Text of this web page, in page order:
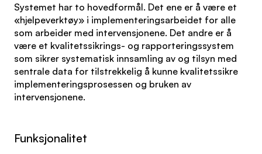
Systemet har to hovedformål. Det ene er å være et
«hjelpeverktøy» i implementeringsarbeidet for alle
som arbeider med intervensjonene. Det andre er å
være et kvalitetssikrings- og rapporteringssystem
som sikrer systematisk innsamling av og tilsyn med
sentrale data for tilstrekkelig å kunne kvalitetssikre
implementeringsprosessen og bruken av
intervensjonene.
Funksjonalitet